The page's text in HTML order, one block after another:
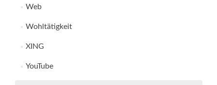
Web
Wohltätigkeit
XING
YouTube